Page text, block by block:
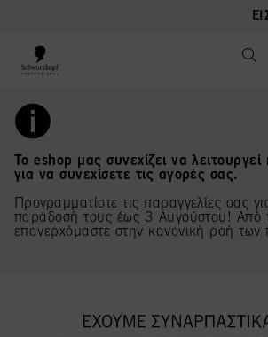
Το eshop μας συνεχίζει να λειτουργεί
για να συνεχίσετε τις αγορές σας.
Προγραμματίστε τις παραγγελίες σας
παράδοσή τους έως 3 Αυγούστου! Από
επανερχόμαστε στην κανονική ροή των